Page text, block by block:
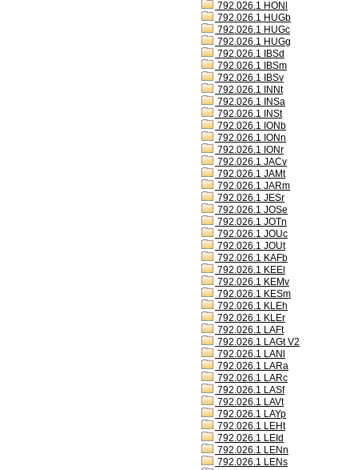
792.026.1 HONl
792.026.1 HUGb
792.026.1 HUGc
792.026.1 HUGg
792.026.1 IBSd
792.026.1 IBSm
792.026.1 IBSv
792.026.1 INNt
792.026.1 INSa
792.026.1 INSt
792.026.1 IONb
792.026.1 IONn
792.026.1 IONr
792.026.1 JACv
792.026.1 JAMt
792.026.1 JARm
792.026.1 JESr
792.026.1 JOSe
792.026.1 JOTn
792.026.1 JOUc
792.026.1 JOUt
792.026.1 KAFb
792.026.1 KEEl
792.026.1 KEMv
792.026.1 KESm
792.026.1 KLEh
792.026.1 KLEr
792.026.1 LAFt
792.026.1 LAGt V2
792.026.1 LANl
792.026.1 LARa
792.026.1 LARc
792.026.1 LASf
792.026.1 LAVt
792.026.1 LAYp
792.026.1 LEHt
792.026.1 LEId
792.026.1 LENn
792.026.1 LENs